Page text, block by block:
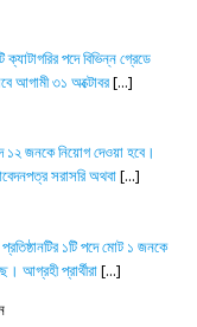
পদে বিভিন্ন গ্রেডে
আগামী ৩১ অক্টোবর[...]
১২ জনকে নিয়োগ দেওয়া হবে।
সরাসরি অথবা[...]
১টি পদে মোট ১ জনকে
আগ্রহী প্রার্থীরা[...]